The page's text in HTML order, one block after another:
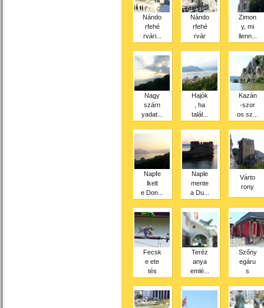
Nándo
rfehé
rvári...
Nándo
rfehé
rvár
Zimon
y, mi
llenn...
Nagy
szárn
yadat...
Hajók
, ha
talál...
Kazán
-szor
os sz...
Napfe
lkelt
e Don...
Naple
mente
a Du...
Várto
rony
Fecsk
e ete
tés
Teréz
anya
emlé...
Szőny
egáru
s